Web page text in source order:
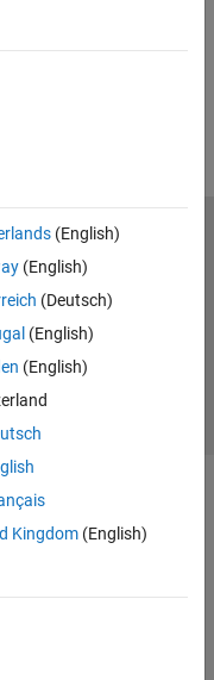
(English)
(English)
(Deutsch)
(English)
(English)
Kingdom(English)
Richtlinien
Anwendungen
Website auswählen
Deutschland